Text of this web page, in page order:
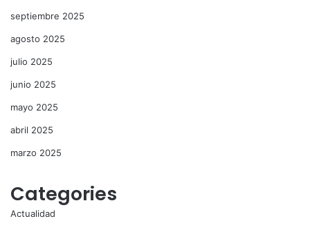
septiembre 2025
agosto 2025
julio 2025
junio 2025
mayo 2025
abril 2025
marzo 2025
Categories
Actualidad